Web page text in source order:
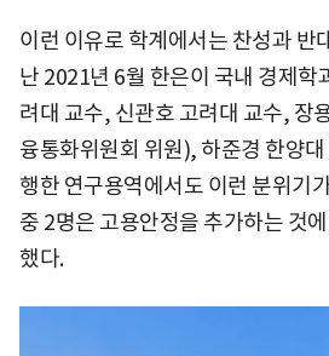
이런 이유로 학계에서는 찬성과 반
난 2021년 6월 한은이 국내 경제학
려대 교수, 신관호 고려대 교수, 장
융통화위원회 위원), 하준경 한양
행한 연구용역에서도 이런 분위기
중 2명은 고용안정을 추가하는 것
했다.